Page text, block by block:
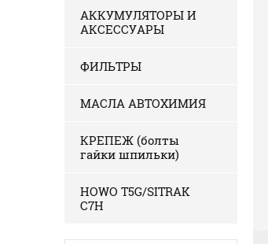
АККУМУЛЯТОРЫ И
АКСЕССУАРЫ
ФИЛЬТРЫ
МАСЛА АВТОХИМИЯ
КРЕПЕЖ (болты
гайки шпильки)
HOWO T5G/SITRAK
C7H